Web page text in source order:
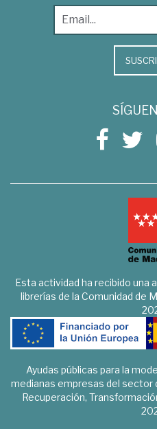
Esta actividad ha recibido una
librerías de la Comunidad de
Ayudas públicas para la
medianas empresas del sector
Recuperación,